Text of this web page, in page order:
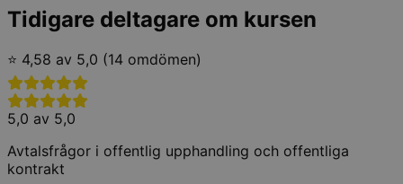
Tidigare deltagare om kursen
⭐ 4,58 av 5,0 (14 omdömen)
5,0 av 5,0
Avtalsfrågor i offentlig upphandling och offentliga
kontrakt